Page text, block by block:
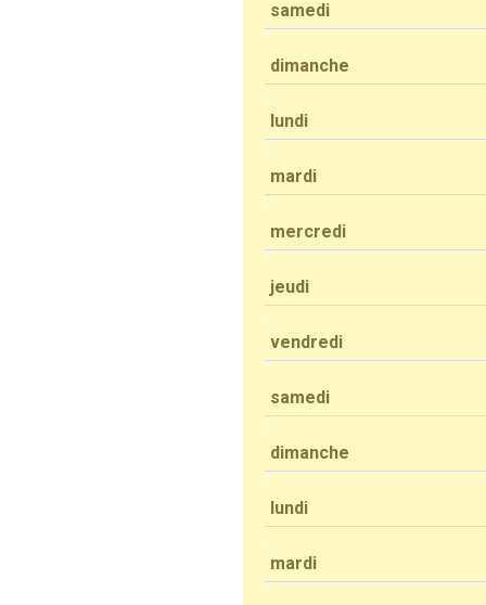
samedi
dimanche
lundi
mardi
mercredi
jeudi
vendredi
samedi
dimanche
lundi
mardi